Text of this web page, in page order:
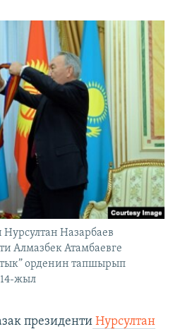
Назарбаев
Алмазбек Атамбаевге
орденин тапшырып
жыл
президенти Нурсултан